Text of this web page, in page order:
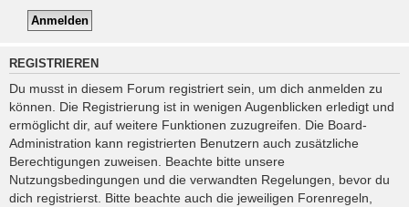
REGISTRIEREN
Du musst in diesem Forum registriert sein, um dich anmelden zu
können. Die Registrierung ist in wenigen Augenblicken erledigt und
ermöglicht dir, auf weitere Funktionen zuzugreifen. Die Board-
Administration kann registrierten Benutzern auch zusätzliche
Berechtigungen zuweisen. Beachte bitte unsere
Nutzungsbedingungen und die verwandten Regelungen, bevor du
dich registrierst. Bitte beachte auch die jeweiligen Forenregeln,